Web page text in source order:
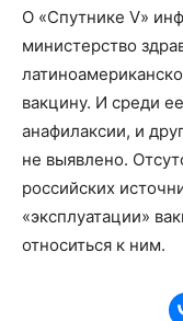
О «Спутнике V»
министерство
вакцину. И среди
анафилаксии, и
не выявлено.
российских
«эксплуатации»
относиться к ним.